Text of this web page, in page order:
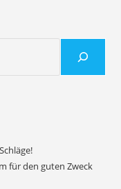
für den guten Zweck